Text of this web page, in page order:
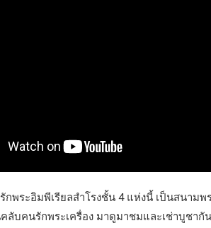
พระอิมพีเรียลสำโรงชั้น 4 แห่งนี้ เป็นสนาม
บคนรักพระเครื่อง มาดูมาชมและเช่าบูชา